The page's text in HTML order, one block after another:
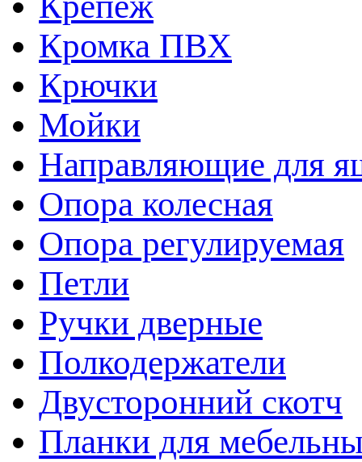
Кромка ПВХ
Крючки
Мойки
Направляющие для
Опора колесная
Опора регулируемая
Петли
Ручки дверные
Полкодержатели
Двусторонний скотч
Планки для